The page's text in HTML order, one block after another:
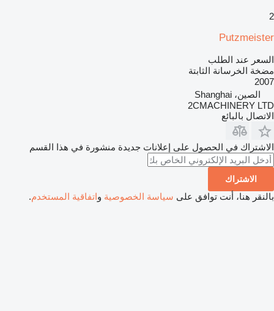
2
Putzmeister
السعر عند الطلب
مضخة الخرسانة الثابتة
2007
الصين، Shanghai
2CMACHINERY LTD
الاتصال بالبائع
الاشتراك في الحصول على إعلانات جديدة منشورة في هذا القسم
الاشتراك
بالنقر هنا، أنت توافق على سياسة الخصوصية واتفاقية المستخدم.